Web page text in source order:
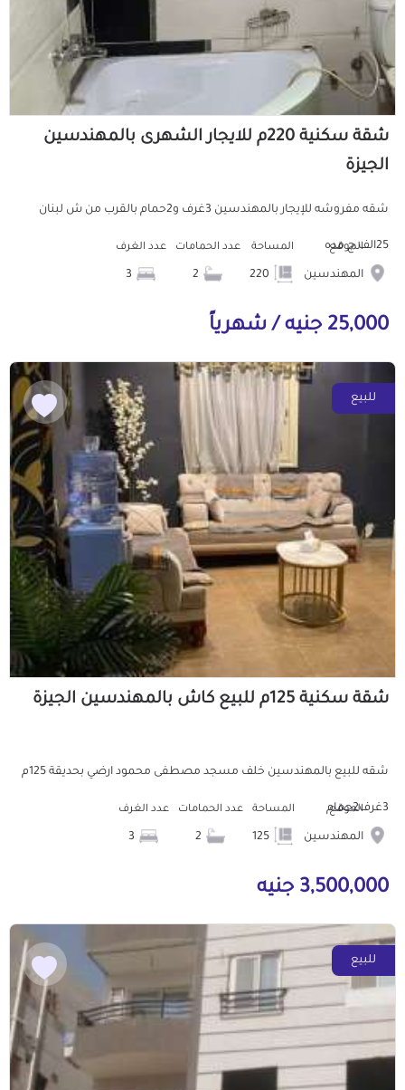
شقة سكنية 220م للايجار الشهرى بالمهندسين
الجيزة
شقه مفروشه للإيجار بالمهندسين 3غرف و2حمام بالقرب من ش لبنان
25الف ج مده الموقع
المهندسين
المساحة عدد الحمامات عدد الغرف
25,000 جنيه / شهرياً
للبيع
شقة سكنية 125م للبيع كاش بالمهندسين الجيزة
شقه للبيع بالمهندسين خلف مسجد مصطفى محمود ارضي بحديقة 125م
3غرف2حمام الموقع
المهندسين
المساحة عدد الحمامات عدد الغرف
3,500,000 جنيه
للبيع